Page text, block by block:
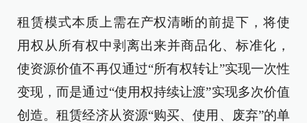
租赁模式本质上需在产权清晰的前提下，将使
用权从所有权中剥离出来并商品化、标准化，
使资源价值不再仅通过“所有权转让”实现一次性
变现，而是通过“使用权持续让渡”实现多次价值
创造。租赁经济从资源“购买、使用、废弃”的单